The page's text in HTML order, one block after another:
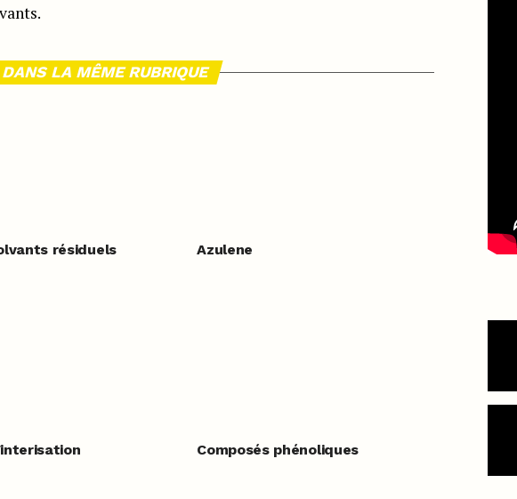
DANS LA MÊME RUBRIQUE
résiduels Azulene
Composés phénoliques